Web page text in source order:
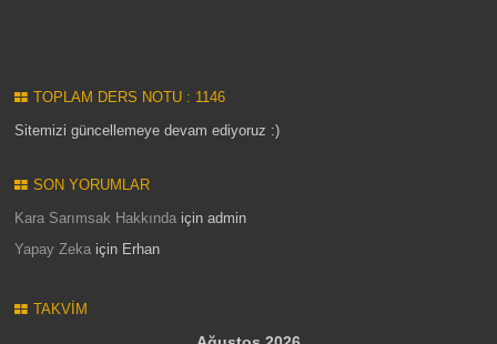
TOPLAM DERS NOTU : 1146
Sitemizi güncellemeye devam ediyoruz :)
SON YORUMLAR
Kara Sarımsak Hakkında içinadmin
Yapay Zeka için Erhan
TAKVIM